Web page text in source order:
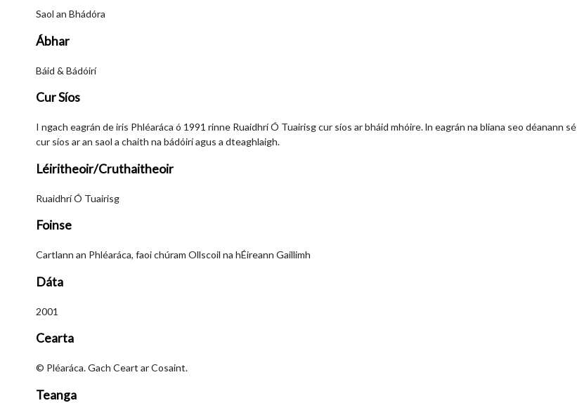
Saol an Bhádóra
Ábhar
Báid & Bádóirí
Cur Síos
I ngach eagrán de iris Phléaráca ó 1991 rinne Ruaidhrí Ó Tuairisg cur síos ar bháid mhóire. ln eagrán na bliana seo déanann sé
cur síos ar an saol a chaith na bádóirí agus a dteaghlaigh.
Léiritheoir/Cruthaitheoir
Ruaidhrí Ó Tuairisg
Foinse
Cartlann an Phléaráca, faoi chúram Ollscoil na hÉireann Gaillimh
Dáta
2001
Cearta
© Pléaráca. Gach Ceart ar Cosaint.
Teanga